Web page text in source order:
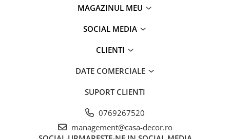
MAGAZINUL MEU
SOCIAL MEDIA
CLIENTI
DATE COMERCIALE
SUPORT CLIENTI
0769267520
management@casa-decor.ro